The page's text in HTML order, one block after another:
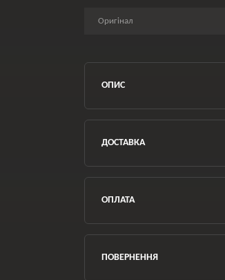
Оригінал
ОПИС
ДОСТАВКА
ОПЛАТА
ПОВЕРНЕННЯ